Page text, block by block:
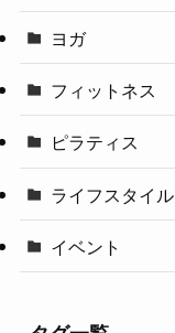
ヨガ
フィットネス
ピラティス
ライフスタイル
イベント